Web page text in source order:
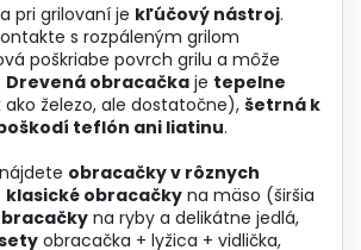
p
r
v
k
y
v
p
i
s
n
i
e
pri grilovaní je kľúčový nástroj.
s rozpáleným grilom
poškriabe povrch grilu a môže
Drevená obracačka je tepelne
železo, ale dostatočne),šetrná k
teflón ani liatinu.
obracačky v rôznych
klasické obracačky na mäso (širšia
na ryby a delikátne jedlá,
obracačka + lyžica + vidlička,